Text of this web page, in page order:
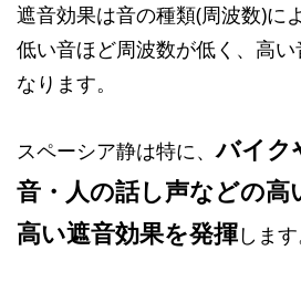
遮音効果は音の種類(周波数)に
低い音ほど周波数が低く、高い
なります。
スペーシア静は特に、バイク
音・人の話し声などの高
高い遮音効果を発揮します